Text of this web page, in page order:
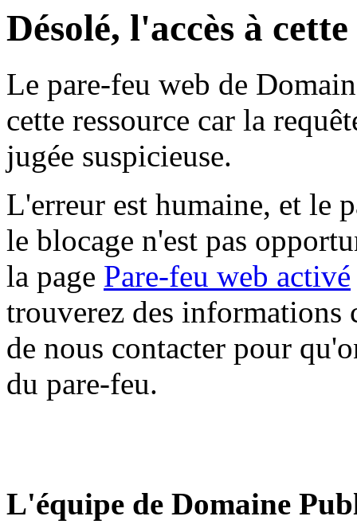
Désolé, l'accès à
Le pare-feu web de
cette ressource car la
jugée suspicieuse.
L'erreur est humaine, et le
le blocage n'est pas
la page Pare-feu web activé
trouverez des informations
de nous contacter pour
du pare-feu.
L'équipe de Domaine